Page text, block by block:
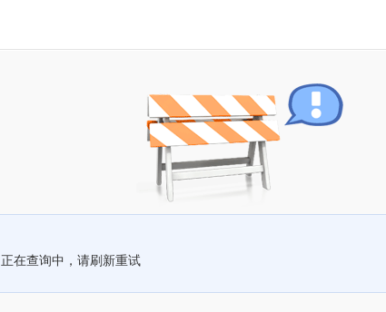
正在查询中，请刷新重试